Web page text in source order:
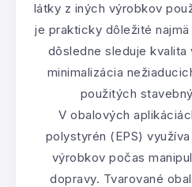
látky z iných výrobkov
je prakticky dôležité
dôsledne sleduje kvalita
minimalizácia
použitých
V obalových
polystyrén (EPS)
výrobkov počas
dopravy. Tvarované